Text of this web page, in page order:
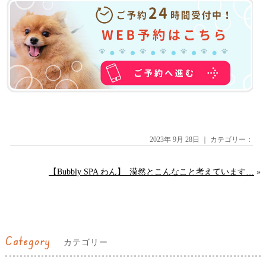
2023年 9月 28日 ｜ カテゴリー：
【Bubbly SPA わん】_漠然とこんなこと考えています… »
Category カテゴリー